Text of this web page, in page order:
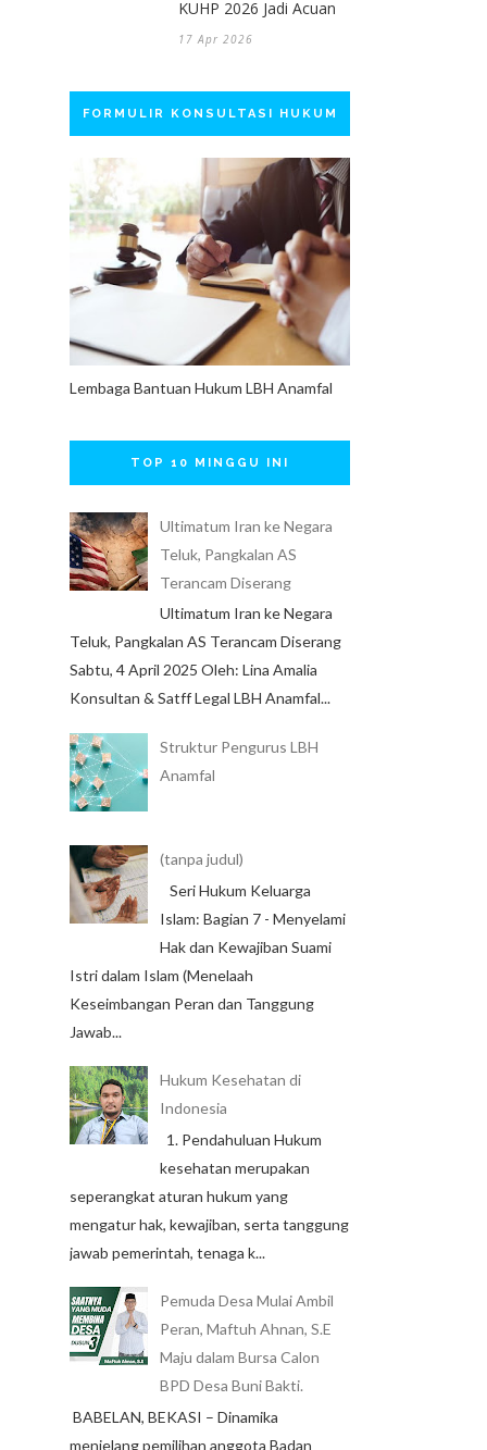
KUHP 2026 Jadi Acuan
17 Apr 2026
FORMULIR KONSULTASI HUKUM
Lembaga Bantuan Hukum LBH Anamfal
TOP 10 MINGGU INI
Ultimatum Iran ke Negara
Teluk, Pangkalan AS
Terancam Diserang
Ultimatum Iran ke Negara
Teluk, Pangkalan AS Terancam Diserang
Sabtu, 4 April 2025 Oleh: Lina Amalia
Konsultan & Satff Legal LBH Anamfal...
Struktur Pengurus LBH
Anamfal
(tanpa judul)
Seri Hukum Keluarga
Islam: Bagian 7 - Menyelami
Hak dan Kewajiban Suami
Istri dalam Islam (Menelaah
Keseimbangan Peran dan Tanggung
Jawab...
Hukum Kesehatan di
Indonesia
1. Pendahuluan Hukum
kesehatan merupakan
seperangkat aturan hukum yang
mengatur hak, kewajiban, serta tanggung
jawab pemerintah, tenaga k...
Pemuda Desa Mulai Ambil
Peran, Maftuh Ahnan, S.E
Maju dalam Bursa Calon
BPD Desa Buni Bakti.
BABELAN, BEKASI – Dinamika
menjelang pemilihan anggota Badan